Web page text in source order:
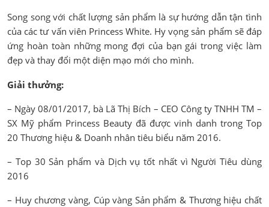
Song song với chất lượng sản phẩm là sự hướng dẫn tận tình
của các tư vấn viên Princess White. Hy vọng sản phẩm sẽ đáp
ứng hoàn toàn những mong đợi của bạn gái trong việc làm
đẹp và thay đổi một diện mạo mới cho mình.
Giải thưởng:
– Ngày 08/01/2017, bà Lã Thị Bích – CEO Công ty TNHH TM –
SX Mỹ phẩm Princess Beauty đã được vinh danh trong Top
20 Thương hiệu & Doanh nhân tiêu biểu năm 2016.
– Top 30 Sản phẩm và Dịch vụ tốt nhất vì Người Tiêu dùng
2016
– Huy chương vàng, Cúp vàng Sản phẩm & Thương hiệu chất